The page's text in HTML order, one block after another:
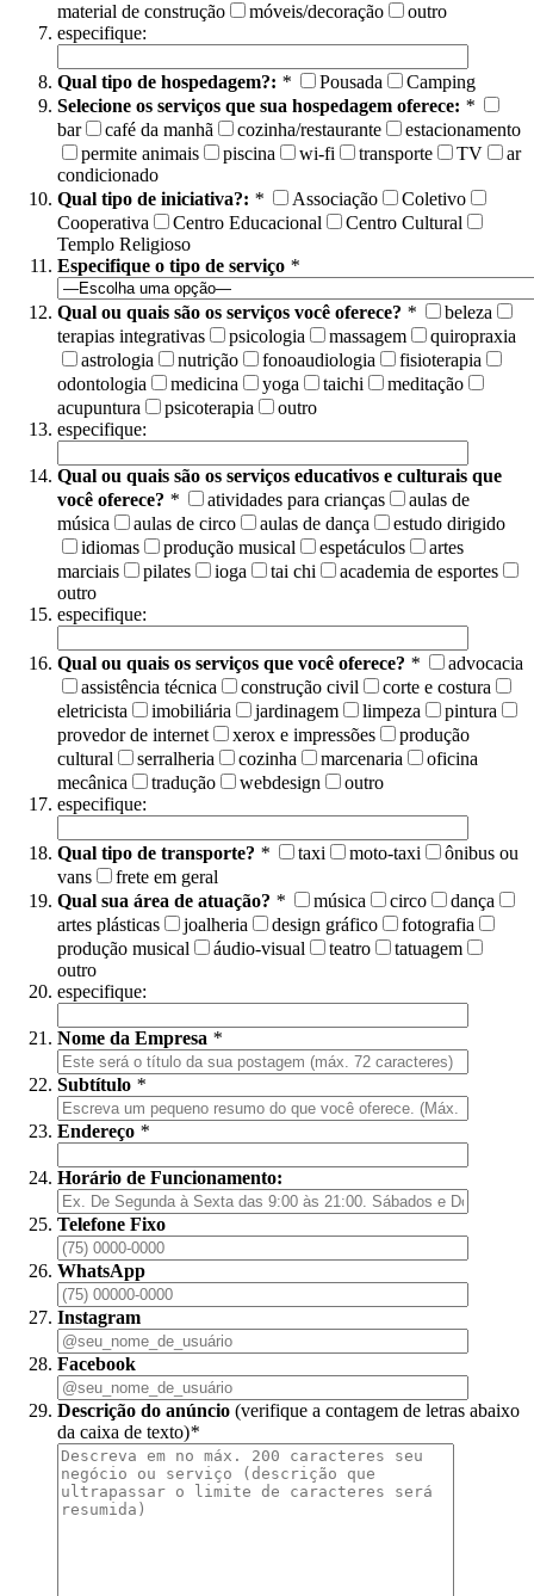
material de construção
móveis/decoração
outro
especifique:
Qual tipo de hospedagem?: * Pousada
Camping
Selecione os serviços que sua hospedagem oferece: *
bar
café da manhã cozinha/restaurante
estacionamento
permite animais
piscina wi-fi transporte TV
ar
condicionado
Qual tipo de iniciativa?: * Associação
Coletivo
Cooperativa
Centro Educacional
Centro Cultural
Templo Religioso
Especifique o tipo de serviço *
Qual ou quais são os serviços você oferece? *
beleza
terapias integrativas
psicologia massagem
quiropraxia
astrologia
nutrição fonoaudiologia
fisioterapia
odontologia
medicina yoga taichi
meditação
acupuntura
psicoterapia
outro
especifique:
Qual ou quais são os serviços educativos e culturais que
você oferece? * atividades para crianças
aulas de
música
aulas de circo aulas de dança
estudo dirigido
idiomas
produção musical espetáculos
artes
marciais
pilates ioga tai chi
academia de esportes
outro
especifique:
Qual ou quais os serviços que você oferece? *
advocacia
assistência técnica
construção civil
corte e costura
eletricista
imobiliária jardinagem limpeza
pintura
provedor de internet
xerox e impressões
produção
cultural
serralheria cozinha marcenaria
oficina
mecânica
tradução webdesign
outro
especifique:
Qual tipo de transporte? * taxi moto-taxi
ônibus ou
vans
frete em geral
Qual sua área de atuação? * música circo
dança
artes plásticas
joalheria design gráfico
fotografia
produção musical
áudio-visual teatro
tatuagem
outro
especifique:
Nome da Empresa *
Subtítulo *
Endereço *
Horário de Funcionamento:
Telefone Fixo
WhatsApp
Instagram
Facebook
Descrição do anúncio (verifique a contagem de letras abaixo
da caixa de texto)*